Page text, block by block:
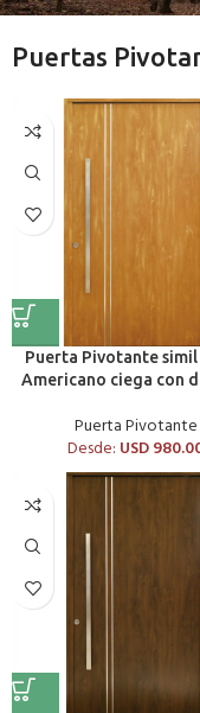
Puertas
Puerta Pivotante simil
Americano ciega con
Puerta Pivotante
Desde: USD